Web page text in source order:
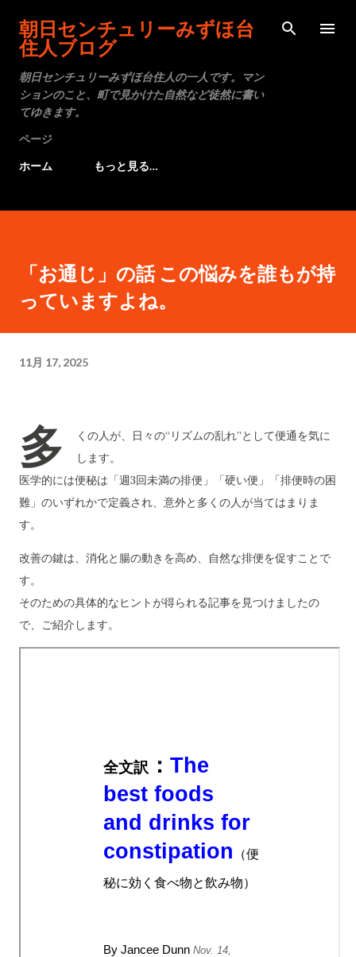
スキップしてメイン コンテンツに移動
朝日センチュリーみずほ台
住人ブログ
朝日センチュリーみずほ台住人の一人です。マン
ションのこと、町で見かけた自然など徒然に書い
てゆきます。
ページ
ホーム
もっと見る…
「お通じ」の話 この悩みを誰もが持
っていますよね。
11月 17, 2025
多
くの人が、日々の“リズムの乱れ”として便通を気に
します。
医学的には便秘は「週3回未満の排便」「硬い便」「排便時の困
難」のいずれかで定義され、意外と多くの人が当てはまりま
す。
改善の鍵は、消化と腸の動きを高め、自然な排便を促すことで
す。
そのための具体的なヒントが得られる記事を見つけましたの
で、ご紹介します。